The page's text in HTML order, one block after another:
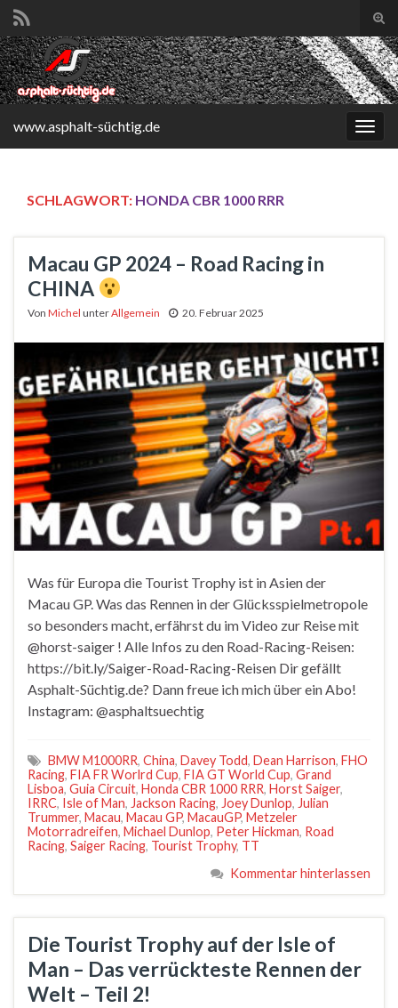
Search for:
www.asphalt-süchtig.de
SCHLAGWORT: HONDA CBR 1000 RRR
Macau GP 2024 – Road Racing in
CHINA
Von Michel unterAllgemein 20. Februar 2025
Was für Europa die Tourist Trophy ist in Asien der
Macau GP. Was das Rennen in der Glücksspielmetropole
so besonders macht, erfährst du im Video zur Reise mit
‪@horst-saiger‬ ! Alle Infos zu den Road-Racing-Reisen:
https://bit.ly/Saiger-Road-Racing-Reisen Dir gefällt
Asphalt-Süchtig.de? Dann freue ich mich über ein Abo!
Instagram: @asphaltsuechtig
BMW M1000RR, China, Davey Todd, Dean Harrison, FHO
Racing, FIA FR Worlrd Cup, FIA GT World Cup, Grand
Lisboa, Guia Circuit, Honda CBR 1000 RRR, Horst Saiger,
IRRC, Isle of Man, Jackson Racing, Joey Dunlop, Julian
Trummer, Macau, Macau GP, MacauGP, Metzeler
Motorradreifen, Michael Dunlop, Peter Hickman, Road
Racing, Saiger Racing, Tourist Trophy, TT
Kommentar hinterlassen
Die Tourist Trophy auf der Isle of
Man – Das verrückteste Rennen der
Welt – Teil 2!